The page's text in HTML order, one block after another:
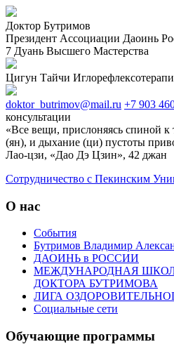
Доктор Бутримов
Президент Ассоциации Даоинь
7 Дуань Высшего Мастерства
Цигун Тайчи
doktor_butrimov@mail.ru +7 903
консультации
«Все вещи, прислоняясь спиной
(ян), и дыхание (ци) пустоты
Лао-цзи, «Дао Дэ Цзин», 42 джан
Cотрудничество с Пекинским
О нас
События
Бутримов Владимир
ДАОИНЬ в РОССИИ
МЕЖДУНАРОДНАЯ
ДОКТОРА БУТРИМОВА
ЛИГА
Социальные сети
Обучающие программы